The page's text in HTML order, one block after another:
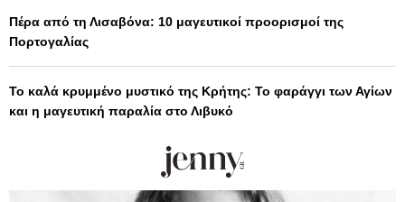
Πέρα από τη Λισαβόνα: 10 μαγευτικοί προορισμοί της
Πορτογαλίας
Το καλά κρυμμένο μυστικό της Κρήτης: Το φαράγγι των Αγίων
και η μαγευτική παραλία στο Λιβυκό